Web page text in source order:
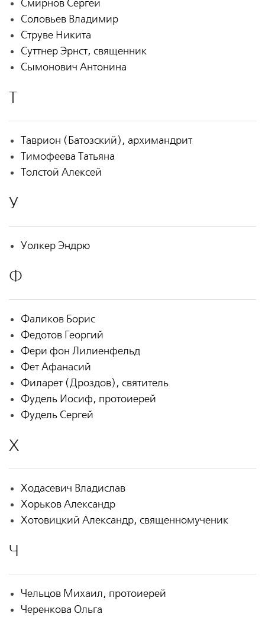
Смирнов Сергей
Соловьев Владимир
Струве Никита
Суттнер Эрнст, священник
Сымонович Антонина
Т
Таврион (Батозский), архимандрит
Тимофеева Татьяна
Толстой Алексей
У
Уолкер Эндрю
Ф
Фаликов Борис
Федотов Георгий
Фери фон Лилиенфельд
Фет Афанасий
Филарет (Дроздов), святитель
Фудель Иосиф, протоиерей
Фудель Сергей
Х
Ходасевич Владислав
Хорьков Александр
Хотовицкий Александр, священномученик
Ч
Чельцов Михаил, протоиерей
Черенкова Ольга